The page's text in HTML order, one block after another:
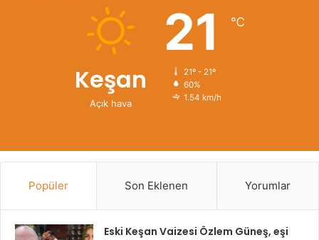
Keşan
Açık hava
21 ℃
21º - 21º
60%
1.54 km/h
Popüler Son Eklenen Yorumlar
Eski Keşan Vaizesi Özlem Güneş, eşi